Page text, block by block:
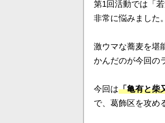
第1回活動では「
非常に悩みました。
激ウマな蕎麦を堪
かんだのが今回の
今回は「亀有と柴
で、葛飾区を攻め